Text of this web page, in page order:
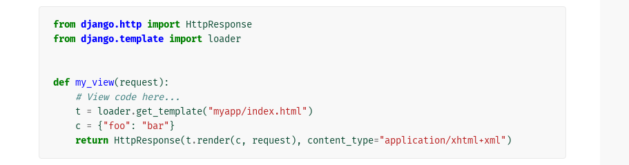
from django.http import HttpResponse
from django.template import loader
def my_view(request ):
# View code here...
t = loader.get_template( "myapp/index.html" )
c = { "foo" : "bar" }
return HttpResponse(t .render(c , request ), content_type="application/xhtml+xml" )